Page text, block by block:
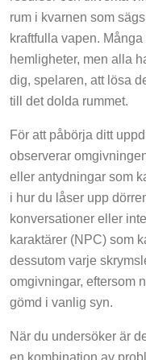
rum i kvarnen som
kraftfulla vapen.
hemligheter, men alla
dig, spelaren, att lösa
till det dolda rummet.
För att påbörja ditt
observerar
eller antydningar som
i hur du låser upp
konversationer eller
karaktärer (NPC) som
dessutom varje
omgivningar, eftersom
gömd i vanlig syn.
När du undersöker är
en kombination av